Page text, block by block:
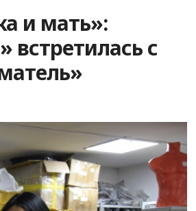
и мать»:
встретилась с